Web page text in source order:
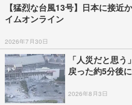
【猛烈な台風13号】日本に接
イムオンライン
2026年7月30日
「人災だと思
戻った約5分後
2026年8月3日